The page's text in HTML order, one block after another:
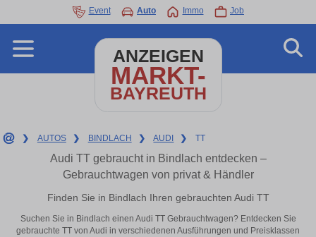
Event Auto Immo Job
ANZEIGEN
MARKT-
BAYREUTH
❯ AUTOS ❯ BINDLACH ❯ AUDI ❯ TT
Audi TT gebraucht in Bindlach entdecken –
Gebrauchtwagen von privat & Händler
Finden Sie in Bindlach Ihren gebrauchten Audi TT
Suchen Sie in Bindlach einen Audi TT Gebrauchtwagen? Entdecken Sie
gebrauchte TT von Audi in verschiedenen Ausführungen und Preisklassen